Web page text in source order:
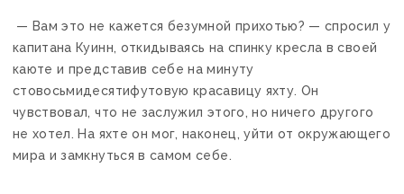
— Вам это не кажется безумной прихотью? — спросил у
капитана Куинн, откидываясь на спинку кресла в своей
каюте и представив себе на минуту
стовосьмидесятифутовую красавицу яхту. Он
чувствовал, что не заслужил этого, но ничего другого
не хотел. На яхте он мог, наконец, уйти от окружающего
мира и замкнуться в самом себе.